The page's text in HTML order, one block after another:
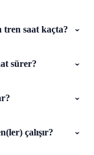
tren saat kaçta?
sürer?
çalışır?